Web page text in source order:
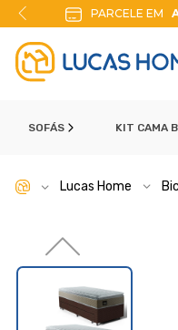
SOFÁS KIT CAMA
Lucas Home